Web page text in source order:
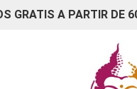
GRATIS A PARTIR DE